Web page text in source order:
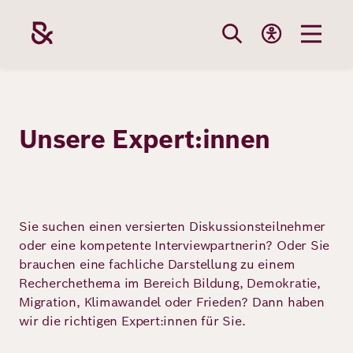
Inhalt
Themen
Förderung
Robert Bosch
Werte und
Haltung
Bildung
Gesundheit
Resilienz
Projekte
Aktuelle
Unsere Expert:innen
Sie suchen einen versierten Diskussionsteilnehmer
oder eine kompetente Interviewpartnerin? Oder Sie
brauchen eine fachliche Darstellung zu einem
Recherchethema im Bereich Bildung, Demokratie,
Migration, Klimawandel oder Frieden? Dann haben
wir die richtigen Expert:innen für Sie.